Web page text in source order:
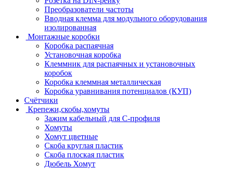
Преобразователи частоты
Вводная клемма для модульного оборудования
изолированная
Монтажные коробки
Коробка распаячная
Установочная коробка
Клеммник для распаячных и установочных
коробок
Коробка клеммная металлическая
Коробка уравнивания потенциалов (КУП)
Счётчики
Крепежи,скобы,хомуты
Зажим кабельный для С-профиля
Хомуты
Хомут цветные
Скоба круглая пластик
Скоба плоская пластик
Дюбель Хомут